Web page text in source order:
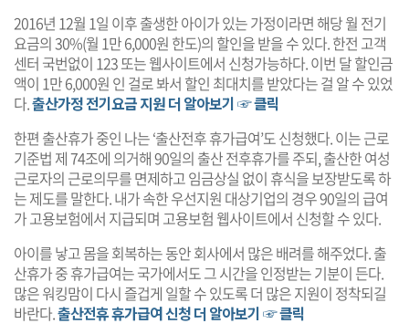
2016년 12월 1일 이후 출생한 아이가 있는 가정이라면 해당 월 전기
요금의 30%(월 1만 6,000원 한도)의 할인을 받을 수 있다. 한전 고객
센터 국번없이 123 또는 웹사이트에서 신청가능하다. 이번 달 할인금
액이 1만 6,000원 인 걸로 봐서 할인 최대치를 받았다는 걸 알 수 있었
다.출산가정 전기요금 지원 더 알아보기 ☞ 클릭
한편 출산휴가 중인 나는 ‘출산전후 휴가급여’도 신청했다. 이는 근로
기준법 제 74조에 의거해 90일의 출산 전후휴가를 주되, 출산한 여성
근로자의 근로의무를 면제하고 임금상실 없이 휴식을 보장받도록 하
는 제도를 말한다. 내가 속한 우선지원 대상기업의 경우 90일의 급여
가 고용보험에서 지급되며 고용보험 웹사이트에서 신청할 수 있다.
아이를 낳고 몸을 회복하는 동안 회사에서 많은 배려를 해주었다. 출
산휴가 중 휴가급여는 국가에서도 그 시간을 인정받는 기분이 든다.
많은 워킹맘이 다시 즐겁게 일할 수 있도록 더 많은 지원이 정착되길
바란다.출산전휴 휴가급여 신청 더 알아보기 ☞ 클릭